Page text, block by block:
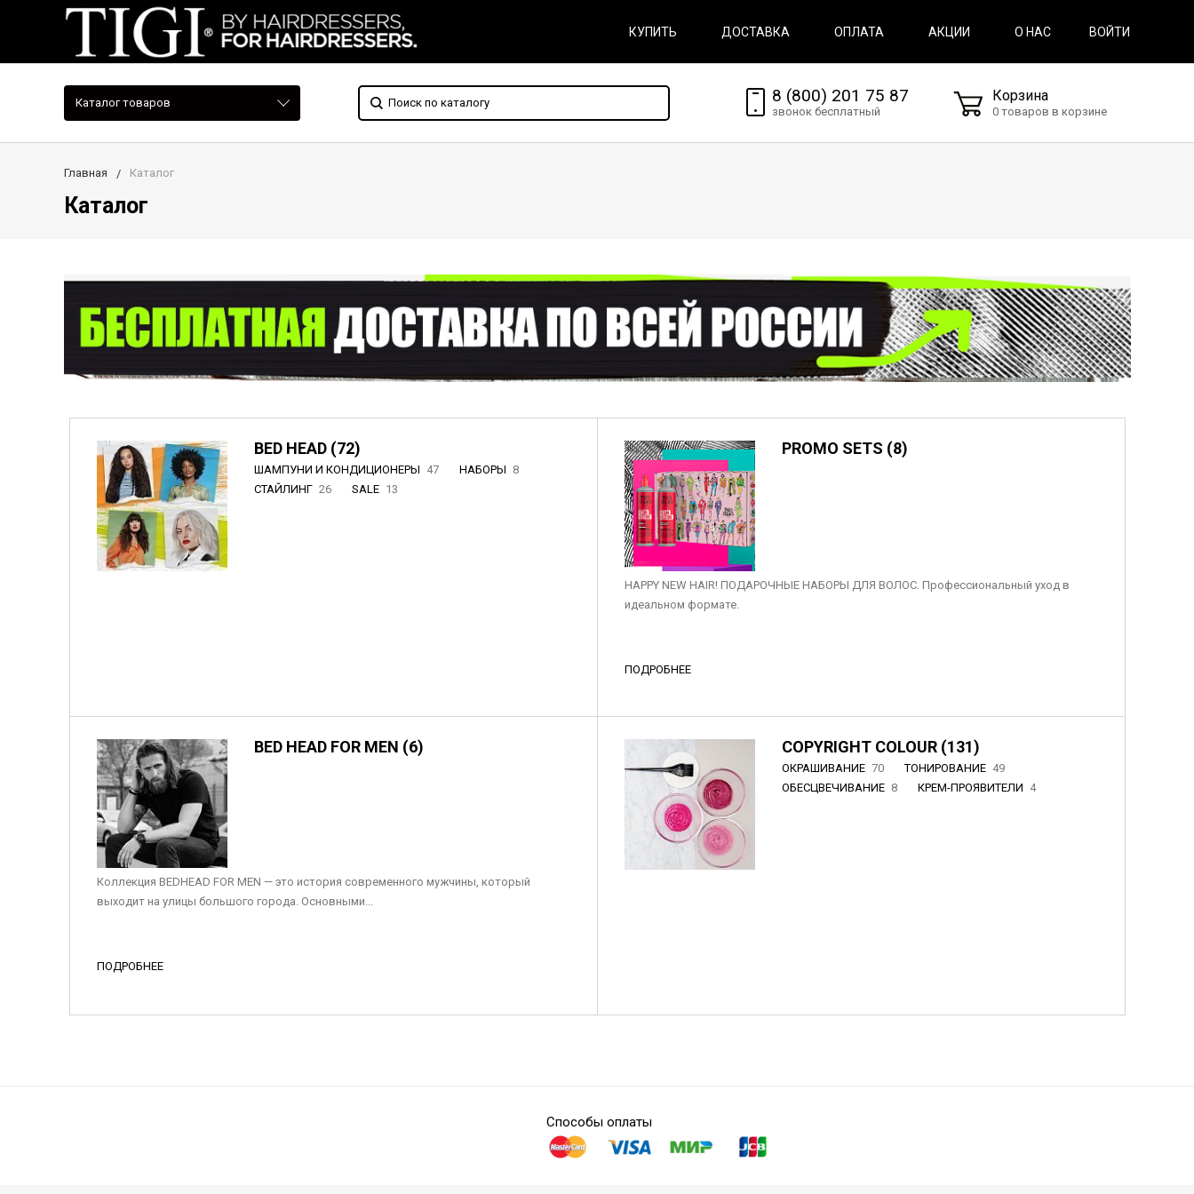
КУПИТЬ ДОСТАВКА ОПЛАТА АКЦИИ О НАС ВОЙТИ
Каталог товаров 8 (800) 201 75 87
звонок бесплатный
Корзина
0 товаров в корзине
Главная Каталог
Каталог
BED HEAD (72)
ШАМПУНИ И КОНДИЦИОНЕРЫ 47 НАБОРЫ 8
СТАЙЛИНГ 26 SALE 13
PROMO SETS (8)
HAPPY NEW HAIR! ПОДАРОЧНЫЕ НАБОРЫ ДЛЯ ВОЛОС. Профессиональный уход в
идеальном формате.
ПОДРОБНЕЕ
BED HEAD FOR MEN (6)
Коллекция BEDHEAD FOR MEN — это история современного мужчины, который
выходит на улицы большого города. Основными...
ПОДРОБНЕЕ
COPYRIGHT COLOUR (131)
ОКРАШИВАНИЕ 70 ТОНИРОВАНИЕ 49
ОБЕСЦВЕЧИВАНИЕ 8 КРЕМ-ПРОЯВИТЕЛИ 4
Способы оплаты